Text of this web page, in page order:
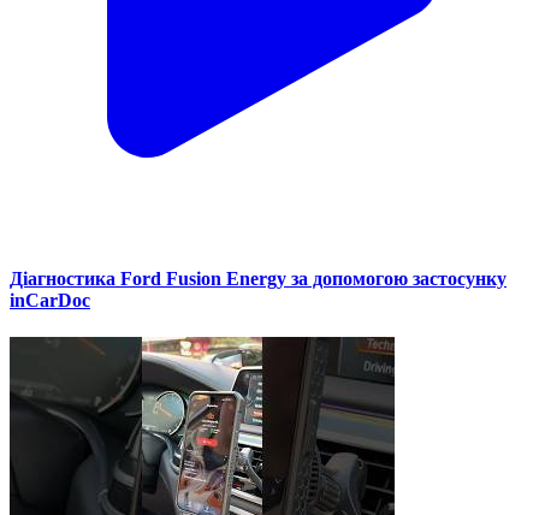
Діагностика Ford Fusion Energy за допомогою застосунку
inCarDoc